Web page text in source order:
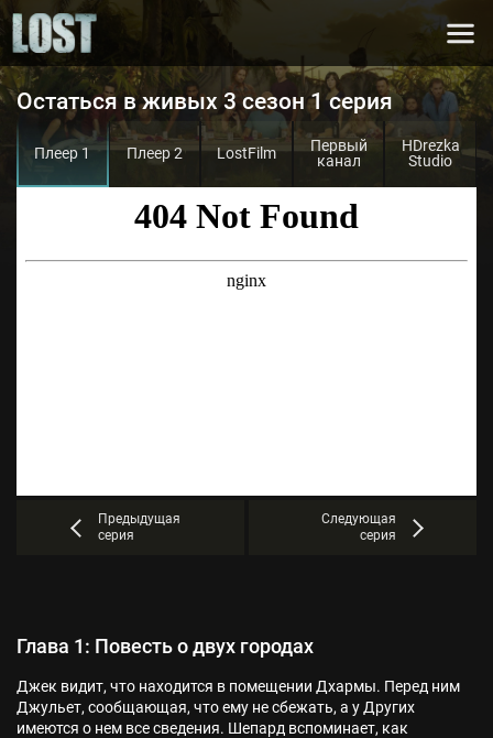
Остаться в живых 3 сезон 1 серия
Плеер 1 Плеер 2 LostFilm
Первый
канал
HDrezka
Studio
Предыдущая
серия
Следующая
серия
Глава 1: Повесть о двух городах
Джек видит, что находится в помещении Дхармы. Перед ним
Джульет, сообщающая, что ему не сбежать, а у Других
имеются о нем все сведения. Шепард вспоминает, как